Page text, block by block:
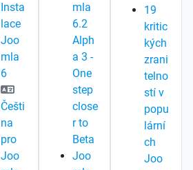
Insta
lace
Joo
mla
6
Češti
na
pro
Joo
mla
6.2
Alph
a 3 -
One
step
close
r to
Beta
Joo
19
kritic
kých
zrani
telno
stí v
popu
lární
ch
Joo